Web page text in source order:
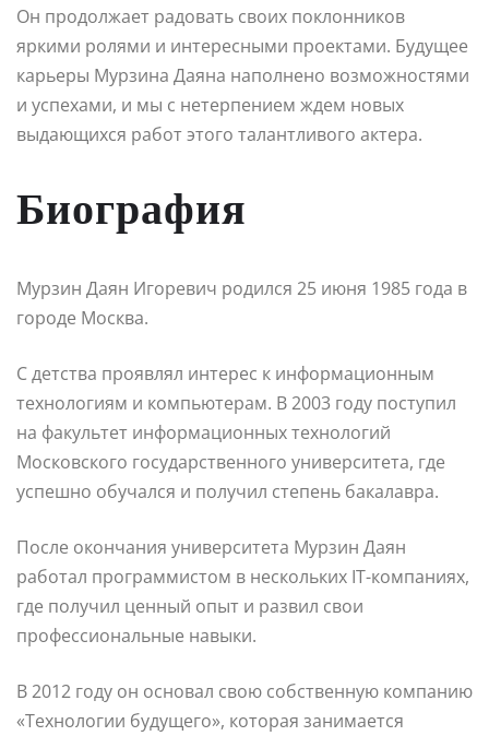
Он продолжает радовать своих поклонников
яркими ролями и интересными проектами. Будущее
карьеры Мурзина Даяна наполнено возможностями
и успехами, и мы с нетерпением ждем новых
выдающихся работ этого талантливого актера.
Биография
Мурзин Даян Игоревич родился 25 июня 1985 года в
городе Москва.
С детства проявлял интерес к информационным
технологиям и компьютерам. В 2003 году поступил
на факультет информационных технологий
Московского государственного университета, где
успешно обучался и получил степень бакалавра.
После окончания университета Мурзин Даян
работал программистом в нескольких IT-компаниях,
где получил ценный опыт и развил свои
профессиональные навыки.
В 2012 году он основал свою собственную компанию
«Технологии будущего», которая занимается